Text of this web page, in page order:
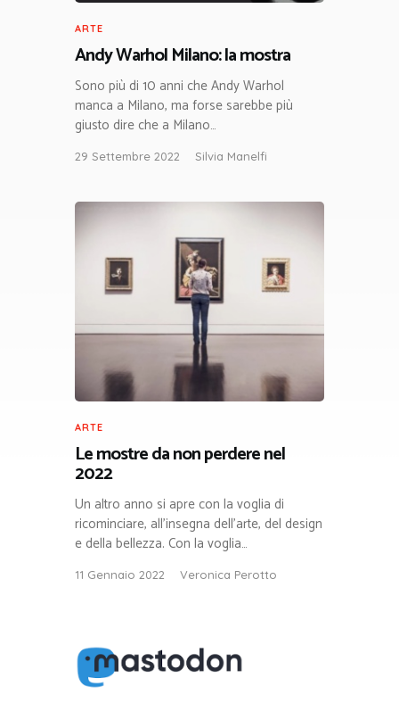
ARTE
Andy Warhol Milano: la mostra
Sono più di 10 anni che Andy Warhol
manca a Milano, ma forse sarebbe più
giusto dire che a Milano…
29 Settembre 2022 Silvia Manelfi
ARTE
Le mostre da non perdere nel
2022
Un altro anno si apre con la voglia di
ricominciare, all’insegna dell’arte, del design
e della bellezza. Con la voglia…
11 Gennaio 2022 Veronica Perotto